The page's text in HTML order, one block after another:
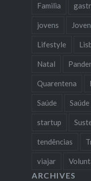
Familia
jovens
Lifestyle
Natal
Quarentena
Saúde
startup
tendências
viajar
ARCHIVES